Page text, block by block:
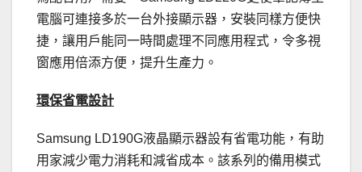
電腦可連接多於一台外接顯示器，安裝同樣方便快
捷，讓用戶能同一時間處理不同應用程式，令多視
窗應用倍添方便，提升生產力。
環保省電設計
Samsung LD190G液晶顯示器設有省電功能，有助
用家減少電力消耗和減省成本。該系列的備用模式